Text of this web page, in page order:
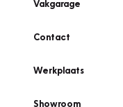
Vakgarage
Contact
Werkplaats
Showroom